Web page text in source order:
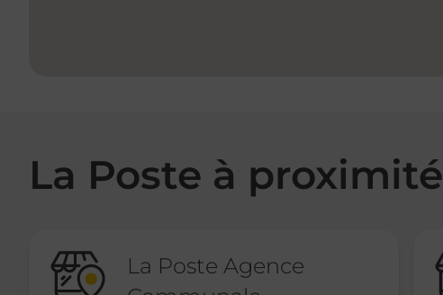
La Poste à proximité
La Poste Agence